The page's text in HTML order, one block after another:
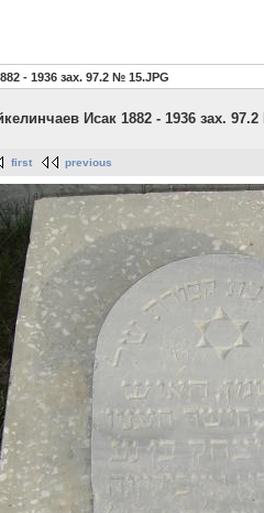
- 1936 зах. 97.2 № 15.JPG
Исак 1882 - 1936 зах.
first previous